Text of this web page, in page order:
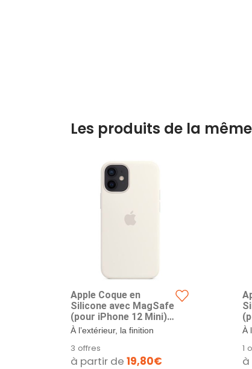
Les produits de la
Apple Coque en
Silicone avec MagSafe
(pour iPhone 12 Mini) -
Blanc
À l’extérieur, la finition
silicone offre...
3 offres
à partir de 19,80€
À
1
à